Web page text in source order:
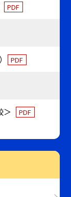
PDF
PDF
＞ PDF